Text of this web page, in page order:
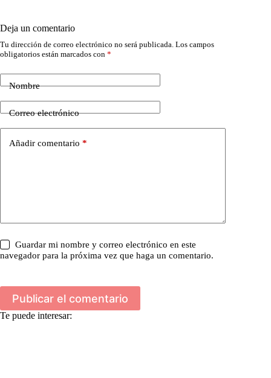
Deja un comentario
Tu dirección de correo electrónico no será publicada. Los campos
obligatorios están marcados con *
Nombre
Correo electrónico
Añadir comentario *
Guardar mi nombre y correo electrónico en este
navegador para la próxima vez que haga un comentario.
Publicar el comentario
Te puede interesar: